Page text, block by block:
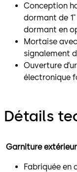
Conception
dormant de
dormant en
Mortaise
signalement
Ouverture
électronique
Détails
Garniture
Fabriquée en